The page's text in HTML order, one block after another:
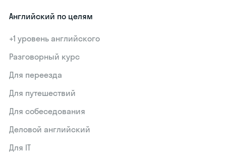
Английский по целям
+1 уровень английского
Разговорный курс
Для переезда
Для путешествий
Для собеседования
Деловой английский
Для IT